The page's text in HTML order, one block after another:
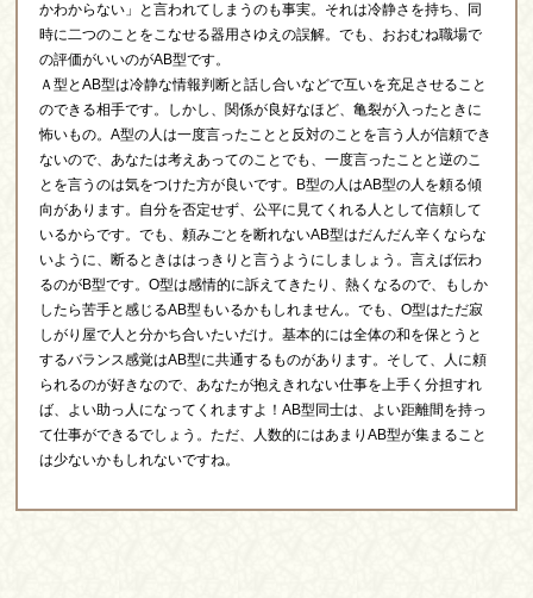
かわからない」と言われてしまうのも事実。それは冷静さを持ち、同
時に二つのことをこなせる器用さゆえの誤解。でも、おおむね職場で
の評価がいいのがAB型です。
Ａ型とAB型は冷静な情報判断と話し合いなどで互いを充足させること
のできる相手です。しかし、関係が良好なほど、亀裂が入ったときに
怖いもの。A型の人は一度言ったことと反対のことを言う人が信頼でき
ないので、あなたは考えあってのことでも、一度言ったことと逆のこ
とを言うのは気をつけた方が良いです。B型の人はAB型の人を頼る傾
向があります。自分を否定せず、公平に見てくれる人として信頼して
いるからです。でも、頼みごとを断れないAB型はだんだん辛くならな
いように、断るときははっきりと言うようにしましょう。言えば伝わ
るのがB型です。O型は感情的に訴えてきたり、熱くなるので、もしか
したら苦手と感じるAB型もいるかもしれません。でも、O型はただ寂
しがり屋で人と分かち合いたいだけ。基本的には全体の和を保とうと
するバランス感覚はAB型に共通するものがあります。そして、人に頼
られるのが好きなので、あなたが抱えきれない仕事を上手く分担すれ
ば、よい助っ人になってくれますよ！AB型同士は、よい距離間を持っ
て仕事ができるでしょう。ただ、人数的にはあまりAB型が集まること
は少ないかもしれないですね。